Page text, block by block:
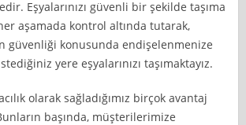
Eşyalarınızı güvenli bir şekilde taşıma
aşamada kontrol altında tutarak,
güvenliği konusunda endişelenmenize
yere eşyalarınızı taşımaktayız.
olarak sağladığımız birçok avantaj
başında, müşterilerimize